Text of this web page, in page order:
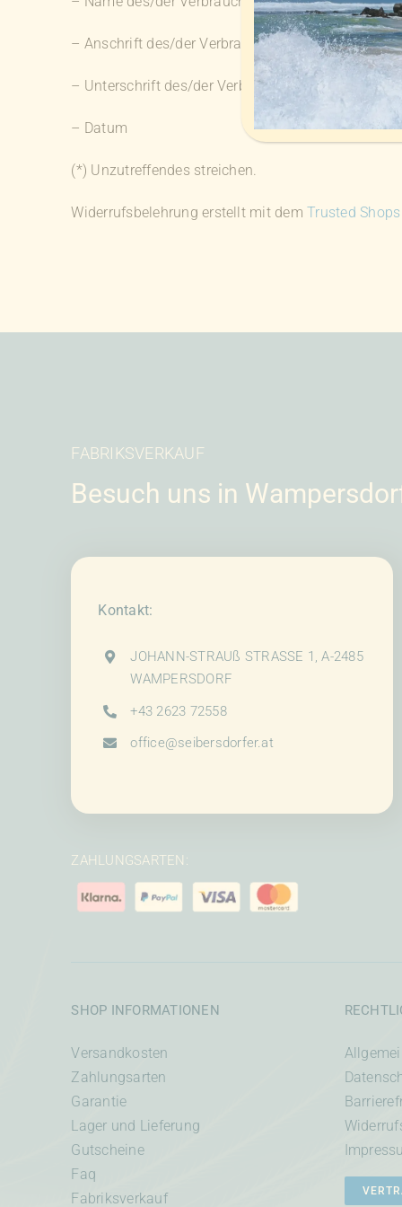
– Anschrift des/der Verbraucher(s)
– Unterschrift des/der Verbraucher(s) (nur bei
– Datum
(*) Unzutreffendes streichen.
Widerrufsbelehrung erstellt mit demTrusted Shops
FABRIKSVERKAUF
Besuch uns in
Kontakt:
JOHANN-STRAUß STRASSE 1, A-2485
WAMPERSDORF
+43 2623 72558
office@seibersdorfer.at
ZAHLUNGSARTEN:
SHOP INFORMATIONEN
Versandkosten
Zahlungsarten
Garantie
Lager und Lieferung
Gutscheine
Faq
Fabriksverkauf